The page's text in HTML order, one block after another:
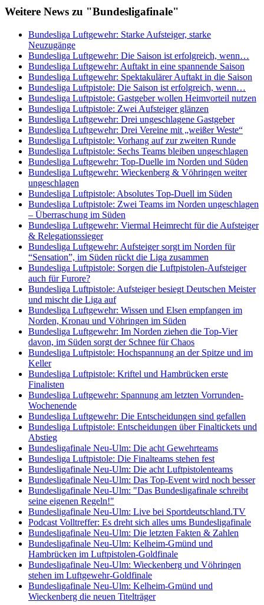
Weitere News zu "Bundesligafinale"
Bundesliga Luftgewehr: Starke Aufsteiger, starke
Neuzugänge
Bundesliga Luftgewehr: Die Saison ist erfolgreich, wenn…
Bundesliga Luftgewehr: Auftakt in eine spannende Saison
Bundesliga Luftgewehr: Spektakulärer Auftakt in die Saison
Bundesliga Luftpistole: Die Saison ist erfolgreich, wenn…
Bundesliga Luftpistole: Gastgeber wollen Heimvorteil nutzen
Bundesliga Luftpistole: Zwei Aufsteiger glänzen
Bundesliga Luftgewehr: Drei ungeschlagene Gastgeber
Bundesliga Luftgewehr: Drei Vereine mit „weißer Weste“
Bundesliga Luftpistole: Vorhang auf zur zweiten Runde
Bundesliga Luftpistole: Sechs Teams bleiben ungeschlagen
Bundesliga Luftgewehr: Top-Duelle im Norden und Süden
Bundesliga Luftgewehr: Wieckenberg & Vöhringen weiter
ungeschlagen
Bundesliga Luftpistole: Absolutes Top-Duell im Süden
Bundesliga Luftpistole: Zwei Teams im Norden ungeschlagen
– Überraschung im Süden
Bundesliga Luftgewehr: Viermal Heimrecht für die Aufsteiger
& Relegationssieger
Bundesliga Luftgewehr: Aufsteiger sorgt im Norden für
“Sensation”, im Süden rückt die Liga zusammen
Bundesliga Luftpistole: Sorgen die Luftpistolen-Aufsteiger
auch für Furore?
Bundesliga Luftpistole: Aufsteiger besiegt Deutschen Meister
und mischt die Liga auf
Bundesliga Luftgewehr: Wissen und Elsen empfangen im
Norden, Kronau und Vöhringen im Süden
Bundesliga Luftgewehr: Im Norden ziehen die Top-Vier
davon, im Süden sorgt der Schnee für Chaos
Bundesliga Luftpistole: Hochspannung an der Spitze und im
Keller
Bundesliga Luftpistole: Kriftel und Hambrücken erste
Finalisten
Bundesliga Luftgewehr: Spannung am letzten Vorrunden-
Wochenende
Bundesliga Luftgewehr: Die Entscheidungen sind gefallen
Bundesliga Luftpistole: Entscheidungen über Finaltickets und
Abstieg
Bundesligafinale Neu-Ulm: Die acht Gewehrteams
Bundesliga Luftpistole: Die Finalteams stehen fest
Bundesligafinale Neu-Ulm: Die acht Luftpistolenteams
Bundesligafinale Neu-Ulm: Das Top-Event wird noch besser
Bundesligafinale Neu-Ulm: "Das Bundesligafinale schreibt
seine eigenen Regeln!"
Bundesligafinale Neu-Ulm: Live bei Sportdeutschland.TV
Podcast Volltreffer: Es dreht sich alles ums Bundesligafinale
Bundesligafinale Neu-Ulm: Die letzten Fakten & Zahlen
Bundesligafinale Neu-Ulm: Kelheim-Gmünd und
Hambrücken im Luftpistolen-Goldfinale
Bundesligafinale Neu-Ulm: Wieckenberg und Vöhringen
stehen im Luftgewehr-Goldfinale
Bundesligafinale Neu-Ulm: Kelheim-Gmünd und
Wieckenberg die neuen Titelträger